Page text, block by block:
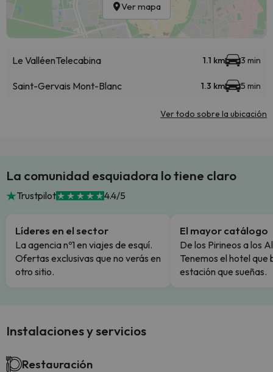
Ver mapa
Le ValléenTelecabina 1.1 km 3 min
Saint-Gervais Mont-Blanc 1.3 km 5 min
Ver todo sobre la ubicación
La comunidad esquiadora lo tiene claro
Trustpilot 4.4/5
Líderes en el sector
La agencia nº1 en viajes de esquí.
Ofertas exclusivas que no verás en
otro sitio.
El mayor catálogo
De los Pirineos a los
Tenemos el hotel que
estación que sueñas.
Instalaciones y servicios
Restauración